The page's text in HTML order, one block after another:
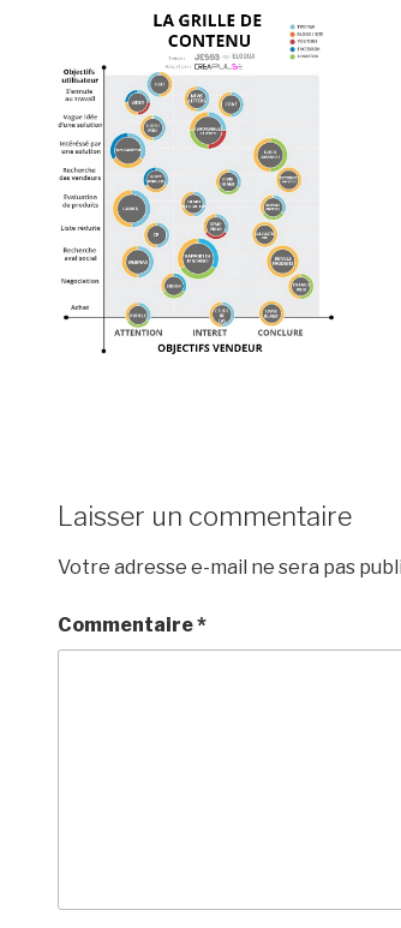
Laisser un commentaire
Votre adresse e-mail ne sera pas
Commentaire*